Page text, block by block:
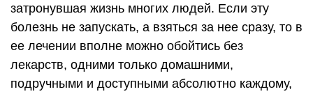
затронувшая жизнь многих людей. Если эту
болезнь не запускать, а взяться за нее сразу, то в
ее лечении вполне можно обойтись без
лекарств, одними только домашними,
подручными и доступными абсолютно каждому,